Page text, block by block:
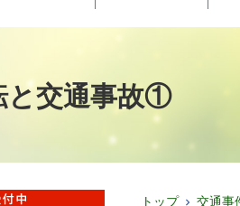
と交通事故①
トップ 交通事